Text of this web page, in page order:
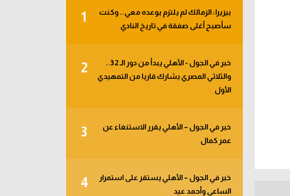
1
بيزيرا: الزمالك لم يلتزم بوعده معي.. وكنت
سأصبح أغلى صفقة في تاريخ النادي
2
خبر في الجول - الأهلي يبدأ من دور الـ 32..
والثلاثي المصري يشارك قاريا من التمهيدي
الأول
3
خبر في الجول – الأهلي يقرر الاستنغاء عن
عمر كمال
4
خبر في الجول – الأهلي يستقر على استمرار
الساعي وأحمد عيد